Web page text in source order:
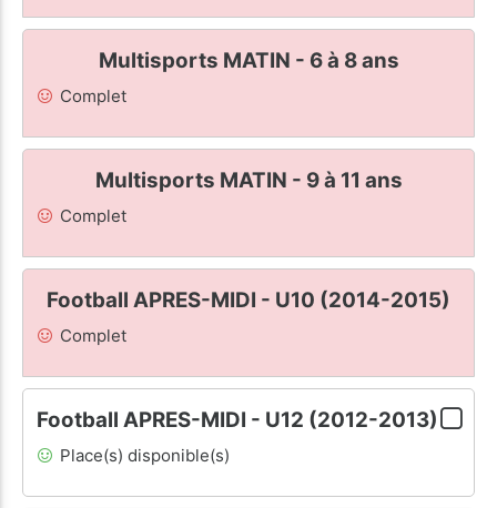
Multisports MATIN - 6 à 8 ans
Complet
Multisports MATIN - 9 à 11 ans
Complet
Football APRES-MIDI - U10 (2014-2015)
Complet
Football APRES-MIDI - U12 (2012-2013)
Place(s) disponible(s)